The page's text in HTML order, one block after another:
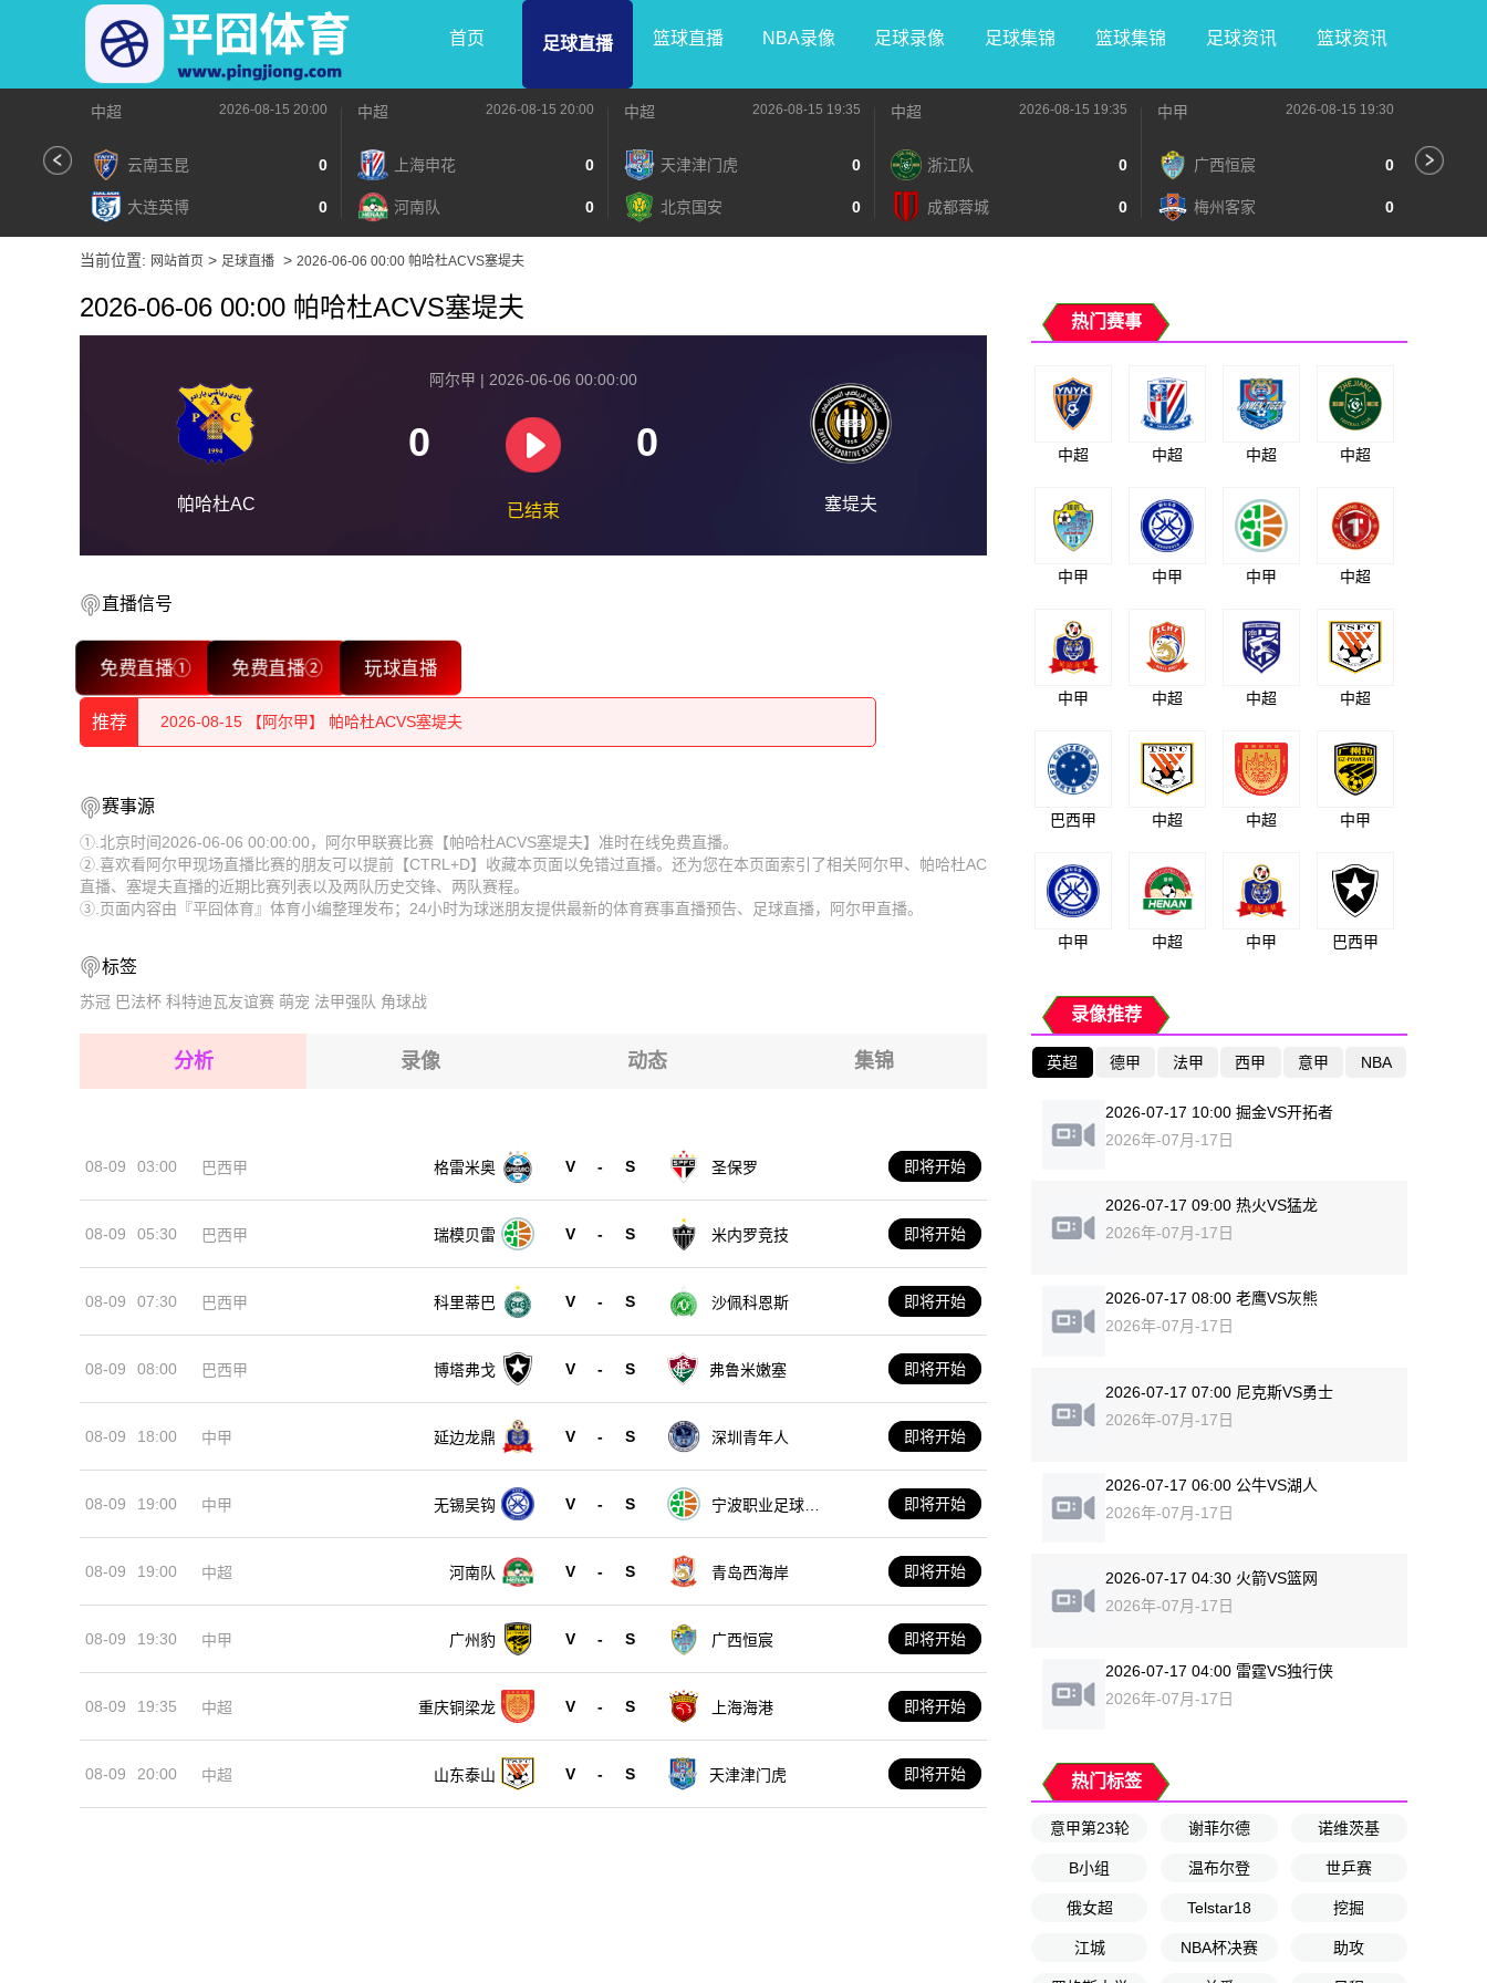
首页 足球直播 篮球直播 NBA录像 足球录像 足球集锦 篮球集锦 足球资讯 篮球资讯
中超 2026-08-15 20:00
云南玉昆 0
大连英博 0
中超 2026-08-15 20:00
上海申花 0
河南队 0
中超 2026-08-15 19:35
天津津门虎 0
北京国安 0
中超 2026-08-15 19:35
浙江队 0
成都蓉城 0
中甲 2026-08-15 19:30
广西恒宸 0
梅州客家 0
当前位置: 网站首页 > 足球直播 > 2026-06-06 00:00 帕哈杜ACVS塞堤夫
2026-06-06 00:00 帕哈杜ACVS塞堤夫
帕哈杜AC
阿尔甲 | 2026-06-06 00:00:00
0 0
已结束 塞堤夫
直播信号
免费直播① 免费直播② 玩球直播
推荐
2026-08-15 【阿尔甲】 帕哈杜ACVS塞堤夫
2026-08-15 【阿尔甲】 帕哈杜ACVS塞堤夫
2026-08-15 【阿尔甲】 帕哈杜ACVS塞堤夫
2026-08-15 【阿尔甲】 帕哈杜ACVS塞堤夫
2026-08-15 【阿尔甲】 帕哈杜ACVS塞堤夫
2026-08-14 【阿尔甲】 帕哈杜ACVS塞堤夫
2026-08-15 【阿尔甲】 帕哈杜ACVS塞堤夫
2026-08-15 【阿尔甲】 帕哈杜ACVS塞堤夫
2026-08-15 【阿尔甲】 帕哈杜ACVS塞堤夫
2026-08-15 【阿尔甲】 帕哈杜ACVS塞堤夫
2026-08-14 【阿尔甲】 帕哈杜ACVS塞堤夫
赛事源
①.北京时间2026-06-06 00:00:00，阿尔甲联赛比赛【帕哈杜ACVS塞堤夫】准时在线免费直播。
②.喜欢看阿尔甲现场直播比赛的朋友可以提前【CTRL+D】收藏本页面以免错过直播。还为您在本页面索引了相关阿尔甲、帕哈杜AC
直播、塞堤夫直播的近期比赛列表以及两队历史交锋、两队赛程。
③.页面内容由『平囧体育』体育小编整理发布；24小时为球迷朋友提供最新的体育赛事直播预告、足球直播，阿尔甲直播。
标签
苏冠 巴法杯 科特迪瓦友谊赛 萌宠 法甲强队 角球战
分析 录像 动态 集锦
08-09 03:00 巴西甲 格雷米奥 V - S 圣保罗 即将开始
08-09 05:30 巴西甲 瑞模贝雷 V - S 米内罗竞技 即将开始
08-09 07:30 巴西甲 科里蒂巴 V - S 沙佩科恩斯 即将开始
08-09 08:00 巴西甲 博塔弗戈 V - S 弗鲁米嫩塞 即将开始
08-09 18:00 中甲 延边龙鼎 V - S 深圳青年人 即将开始
08-09 19:00 中甲 无锡吴钩 V - S
宁波职业足球俱
即将开始
08-09 19:00 中超 河南队 V - S 青岛西海岸 即将开始
08-09 19:30 中甲 广州豹 V - S 广西恒宸 即将开始
08-09 19:35 中超 重庆铜梁龙 V - S 上海海港 即将开始
08-09 20:00 中超 山东泰山 V - S 天津津门虎 即将开始
热门赛事
中超 中超 中超 中超
中甲 中甲 中甲 中超
中甲 中超 中超 中超
巴西甲 中超 中超 中甲
中甲 中超 中甲 巴西甲
录像推荐
英超 德甲 法甲 西甲 意甲 NBA
2026-07-17 10:00 掘金VS开拓者
2026年-07月-17日
2026-07-17 09:00 热火VS猛龙
2026年-07月-17日
2026-07-17 08:00 老鹰VS灰熊
2026年-07月-17日
2026-07-17 07:00 尼克斯VS勇士
2026年-07月-17日
2026-07-17 06:00 公牛VS湖人
2026年-07月-17日
2026-07-17 04:30 火箭VS篮网
2026年-07月-17日
2026-07-17 04:00 雷霆VS独行侠
2026年-07月-17日
热门标签
意甲第23轮 谢菲尔德 诺维茨基
B小组 温布尔登 世乒赛
俄女超 Telstar18 挖掘
江城 NBA杯决赛 助攻